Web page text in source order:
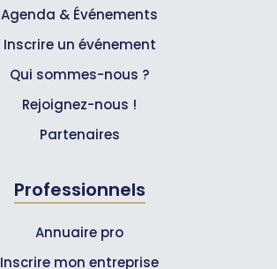
Agenda & Événements
Inscrire un événement
Qui sommes-nous ?
Rejoignez-nous !
Partenaires
Professionnels
Annuaire pro
Inscrire mon entreprise